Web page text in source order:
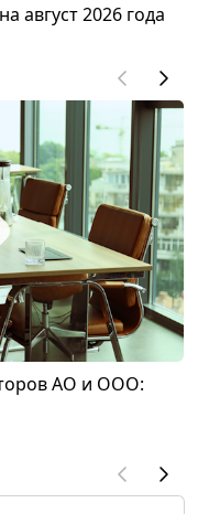
август 2026 года
АО и ООО: